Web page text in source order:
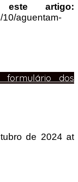
este artigo:
10/aguentam-
dos
de 2024at